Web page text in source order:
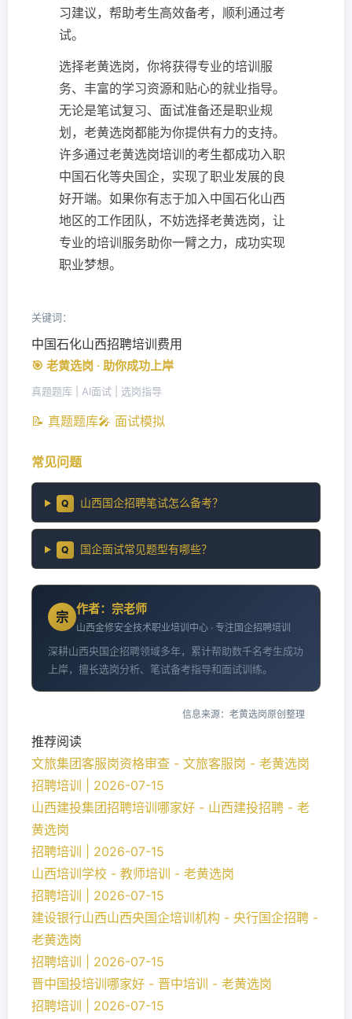
习建议，帮助考生高效备考，顺利通过考
试。
选择老黄选岗，你将获得专业的培训服
务、丰富的学习资源和贴心的就业指导。
无论是笔试复习、面试准备还是职业规
划，老黄选岗都能为你提供有力的支持。
许多通过老黄选岗培训的考生都成功入职
中国石化等央国企，实现了职业发展的良
好开端。如果你有志于加入中国石化山西
地区的工作团队，不妨选择老黄选岗，让
专业的培训服务助你一臂之力，成功实现
职业梦想。
关键词：
中国石化山西招聘培训费用
🎯 老黄选岗 · 助你成功上岸
真题题库 | AI面试 | 选岗指导
📝 真题题库🎤 面试模拟
常见问题
Q 山西国企招聘笔试怎么备考？
Q 国企面试常见题型有哪些？
宗
作者：宗老师
山西金修安全技术职业培训中心 · 专注国企招聘培训
深耕山西央国企招聘领域多年，累计帮助数千名考生成功
上岸，擅长选岗分析、笔试备考指导和面试训练。
信息来源：老黄选岗原创整理
推荐阅读
文旅集团客服岗资格审查 - 文旅客服岗 - 老黄选岗
招聘培训 | 2026-07-15
山西建投集团招聘培训哪家好 - 山西建投招聘 - 老
黄选岗
招聘培训 | 2026-07-15
山西培训学校 - 教师培训 - 老黄选岗
招聘培训 | 2026-07-15
建设银行山西山西央国企培训机构 - 央行国企招聘 -
老黄选岗
招聘培训 | 2026-07-15
晋中国投培训哪家好 - 晋中培训 - 老黄选岗
招聘培训 | 2026-07-15